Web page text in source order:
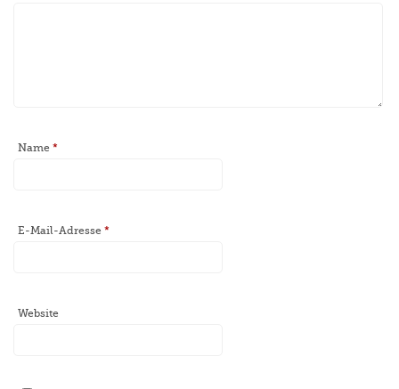
Name*
E-Mail-Adresse*
Website